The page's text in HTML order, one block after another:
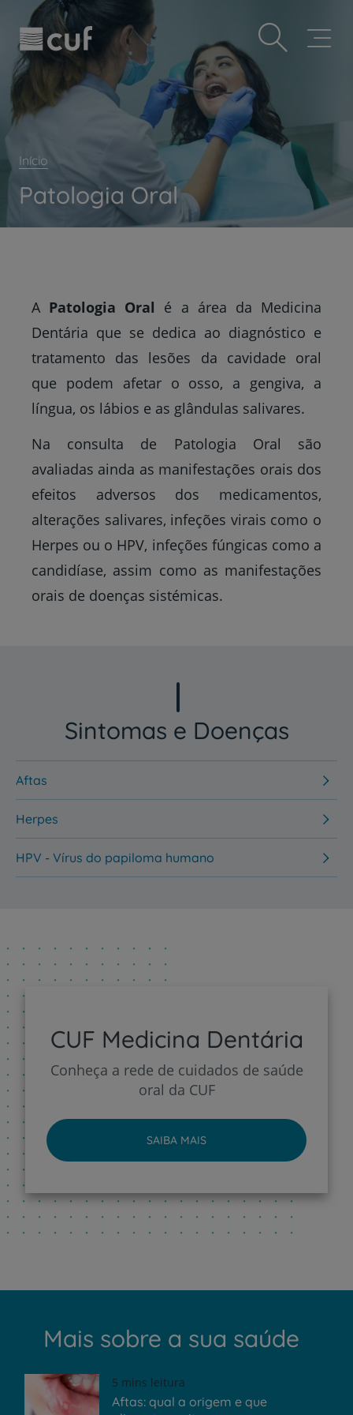
Observação:
este
inclui
um
sistema
de
acessibilidade.
Passar
para
conteúdo
principal
Prevenção e bem-estar
Grandes Áreas da Saúde
Serviços CUF
Clientes e acompanhantes
CUF Academic Center
PT EN
Início
Patologia Oral
A Patologia Oral é a área da Medicina
Dentária que se dedica ao diagnóstico e
tratamento das lesões da cavidade oral
que podem afetar o osso, a gengiva, a
língua, os lábios e as glândulas salivares.
Na consulta de Patologia Oral são
avaliadas ainda as manifestações orais dos
efeitos adversos dos medicamentos,
alterações salivares, infeções virais como o
Herpes ou o HPV, infeções fúngicas como a
candidíase, assim como as manifestações
orais de doenças sistémicas.
Sintomas e Doenças
Aftas
Herpes
HPV - Vírus do papiloma humano
CUF Medicina Dentária
Conheça a rede de cuidados de saúde
oral da CUF
SAIBA MAIS
Mais sobre a sua saúde
5 mins leitura
Aftas: qual a origem e que